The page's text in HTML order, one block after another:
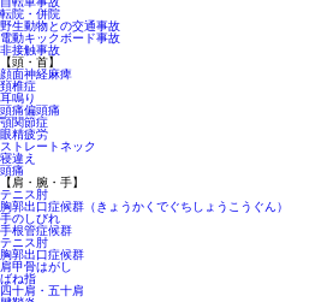
転院・併院
野生動物との交通事故
電動キックボード事故
非接触事故
【頭・首】
顔面神経麻痺
頚椎症
耳鳴り
頭痛偏頭痛
顎関節症
眼精疲労
ストレートネック
寝違え
頭痛
【肩・腕・手】
テニス肘
胸郭出口症候群（きょうかくでぐちしょうこうぐん）
手のしびれ
手根管症候群
テニス肘
胸郭出口症候群
肩甲骨はがし
ばね指
四十肩・五十肩